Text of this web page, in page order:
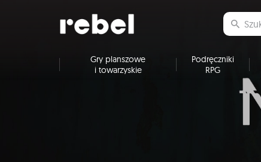
Gry planszowe
i towarzyskie
Podręczniki
RPG